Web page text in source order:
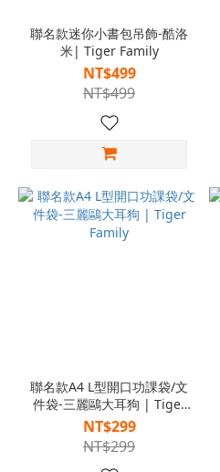
聯名款迷你小書包吊飾-酷洛
米| Tiger Family
NT$499
NT$499
聯名款A4 L型開口功課袋/文
件袋-三麗鷗大耳狗 | Tiger
Family
NT$299
NT$299